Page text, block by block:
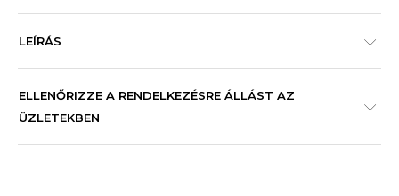
LEÍRÁS
ELLENŐRIZZE A RENDELKEZÉSRE ÁLLÁST AZ
ÜZLETEKBEN